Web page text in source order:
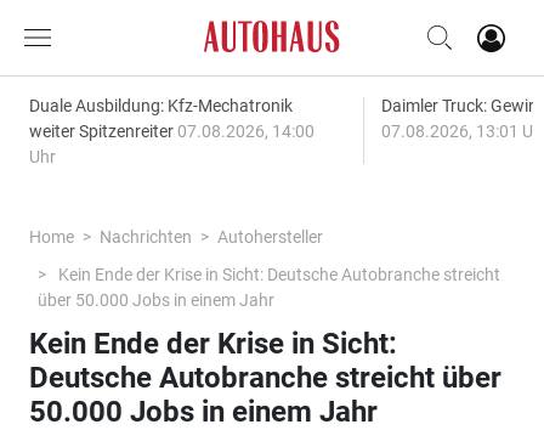
Duale Ausbildung: Kfz-Mechatronik
weiter Spitzenreiter 07.08.2026, 14:00
Uhr
Daimler Truck:
07.08.2026, 13:01
Home Nachrichten
Autohersteller
Kein Ende der Krise in Sicht: Deutsche Autobranche streicht
über 50.000 Jobs in einem Jahr
Kein Ende der Krise in Sicht:
Deutsche Autobranche streicht über
50.000 Jobs in einem Jahr